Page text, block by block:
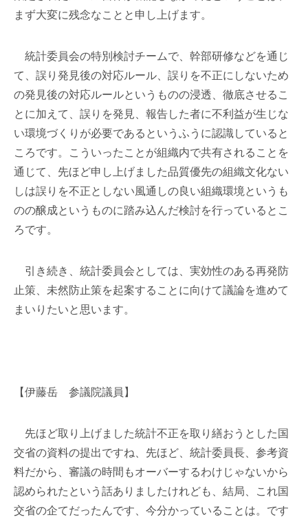
まず大変に残念なことと申し上げます。
統計委員会の特別検討チームで、幹部研修などを通じ
て、誤り発見後の対応ルール、誤りを不正にしないため
の発見後の対応ルールというものの浸透、徹底させるこ
とに加えて、誤りを発見、報告した者に不利益が生じな
い環境づくりが必要であるというふうに認識していると
ころです。こういったことが組織内で共有されることを
通じて、先ほど申し上げました品質優先の組織文化ない
しは誤りを不正としない風通しの良い組織環境というも
のの醸成というものに踏み込んだ検討を行っているとこ
ろです。
引き続き、統計委員会としては、実効性のある再発防
止策、未然防止策を起案することに向けて議論を進めて
まいりたいと思います。
【伊藤岳 参議院議員】
先ほど取り上げました統計不正を取り繕おうとした国
交省の資料の提出ですね、先ほど、統計委員長、参考資
料だから、審議の時間もオーバーするわけじゃないから
認められたという話ありましたけれども、結局、これ国
交省の企てだったんです、今分かっていることは。です